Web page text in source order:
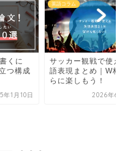
える英
杯をさ
年6月26日
英語コラム
「入試」は英語でど
う？例文付きで解説
2024年12